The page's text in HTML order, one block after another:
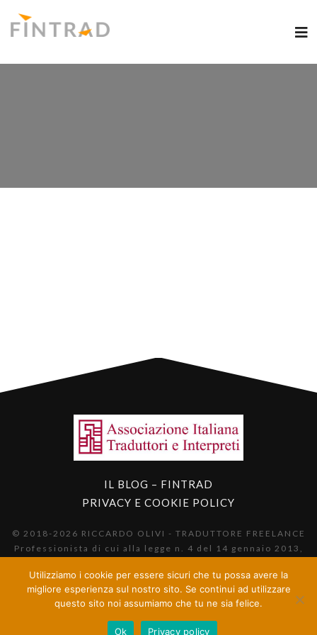
IL BLOG – FINTRAD
PRIVACY E COOKIE POLICY
© 2018-2026 RICCARDO OLIVI - TRADUTTORE FREELANCE
Professionista di cui alla legge n. 4 del 14 gennaio 2013,
AITI n. tessera 204063.
Utilizziamo i cookie per essere sicuri che tu possa avere la
migliore esperienza sul nostro sito. Se continui ad utilizzare
questo sito noi assumiamo che tu ne sia felice.
Ok Privacy policy